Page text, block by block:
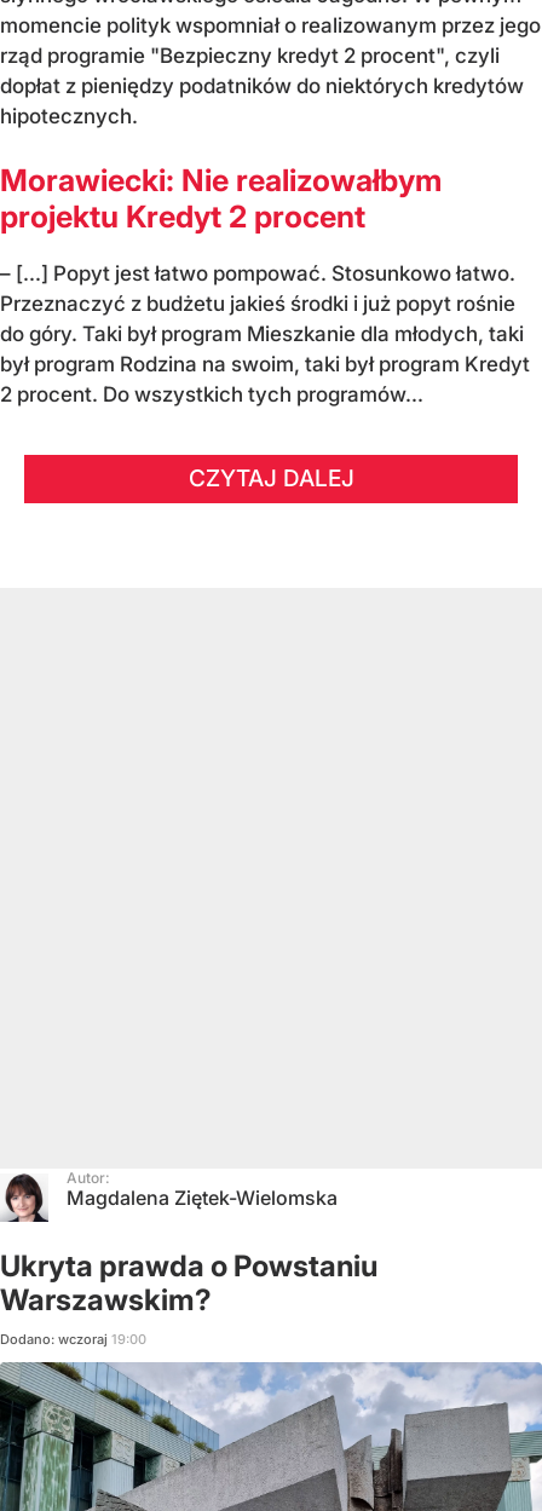
momencie polityk wspomniał o realizowanym przez jego
rząd programie "Bezpieczny kredyt 2 procent", czyli
dopłat z pieniędzy podatników do niektórych kredytów
hipotecznych.
Morawiecki: Nie realizowałbym
projektu Kredyt 2 procent
– [...] Popyt jest łatwo pompować. Stosunkowo łatwo.
Przeznaczyć z budżetu jakieś środki i już popyt rośnie
do góry. Taki był program Mieszkanie dla młodych, taki
był program Rodzina na swoim, taki był program Kredyt
2 procent. Do wszystkich tych programów...
CZYTAJ DALEJ
Autor:
Magdalena Ziętek-Wielomska
Ukryta prawda o Powstaniu
Warszawskim?
Dodano: wczoraj 19:00